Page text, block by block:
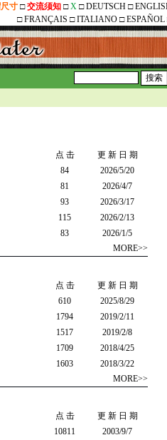
寸 □交流须知 □X □DEUTSCH □
□FRANÇAIS □ITALIANO □ESPAÑOL
点 击
更 新 日 期
84
2026/5/20
81
2026/4/7
93
2026/3/17
115
2026/2/13
83
2026/1/5
MORE>>
点 击
更 新 日 期
610
2025/8/29
1794
2019/2/11
1517
2019/2/8
1709
2018/4/25
1603
2018/3/22
MORE>>
点 击
更 新 日 期
10811
2003/9/7